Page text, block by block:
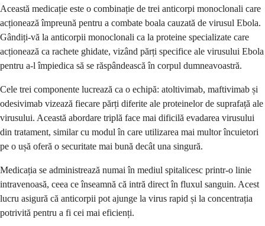
Această medicație este o combinație de trei anticorpi monoclonali care
acționează împreună pentru a combate boala cauzată de virusul Ebola.
Gândiți-vă la anticorpii monoclonali ca la proteine specializate care
acționează ca rachete ghidate, vizând părți specifice ale virusului Ebola
pentru a-l împiedica să se răspândească în corpul dumneavoastră.
Cele trei componente lucrează ca o echipă: atoltivimab, maftivimab și
odesivimab vizează fiecare părți diferite ale proteinelor de suprafață ale
virusului. Această abordare triplă face mai dificilă evadarea virusului
din tratament, similar cu modul în care utilizarea mai multor încuietori
pe o ușă oferă o securitate mai bună decât una singură.
Medicația se administrează numai în mediul spitalicesc printr-o linie
intravenoasă, ceea ce înseamnă că intră direct în fluxul sanguin. Acest
lucru asigură că anticorpii pot ajunge la virus rapid și la concentrația
potrivită pentru a fi cei mai eficienți.